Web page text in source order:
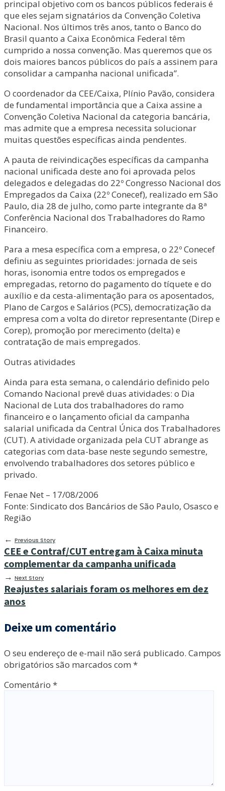
principal objetivo com os bancos públicos federais é
que eles sejam signatários da Convenção Coletiva
Nacional. Nos últimos três anos, tanto o Banco do
Brasil quanto a Caixa Econômica Federal têm
cumprido a nossa convenção. Mas queremos que os
dois maiores bancos públicos do país a assinem para
consolidar a campanha nacional unificada”.
O coordenador da CEE/Caixa, Plínio Pavão, considera
de fundamental importância que a Caixa assine a
Convenção Coletiva Nacional da categoria bancária,
mas admite que a empresa necessita solucionar
muitas questões específicas ainda pendentes.
A pauta de reivindicações específicas da campanha
nacional unificada deste ano foi aprovada pelos
delegados e delegadas do 22º Congresso Nacional dos
Empregados da Caixa (22º Conecef), realizado em São
Paulo, dia 28 de julho, como parte integrante da 8ª
Conferência Nacional dos Trabalhadores do Ramo
Financeiro.
Para a mesa específica com a empresa, o 22º Conecef
definiu as seguintes prioridades: jornada de seis
horas, isonomia entre todos os empregados e
empregadas, retorno do pagamento do tíquete e do
auxílio e da cesta-alimentação para os aposentados,
Plano de Cargos e Salários (PCS), democratização da
empresa com a volta do diretor representante (Direp e
Corep), promoção por merecimento (delta) e
contratação de mais empregados.
Outras atividades
Ainda para esta semana, o calendário definido pelo
Comando Nacional prevê duas atividades: o Dia
Nacional de Luta dos trabalhadores do ramo
financeiro e o lançamento oficial da campanha
salarial unificada da Central Única dos Trabalhadores
(CUT). A atividade organizada pela CUT abrange as
categorias com data-base neste segundo semestre,
envolvendo trabalhadores dos setores público e
privado.
Fenae Net – 17/08/2006
Fonte: Sindicato dos Bancários de São Paulo, Osasco e
Região
← Previous Story
CEE e Contraf/CUT entregam à Caixa minuta
complementar da campanha unificada
→ Next Story
Reajustes salariais foram os melhores em dez
anos
Deixe um comentário
O seu endereço de e-mail não será publicado. Campos
obrigatórios são marcados com *
Comentário *